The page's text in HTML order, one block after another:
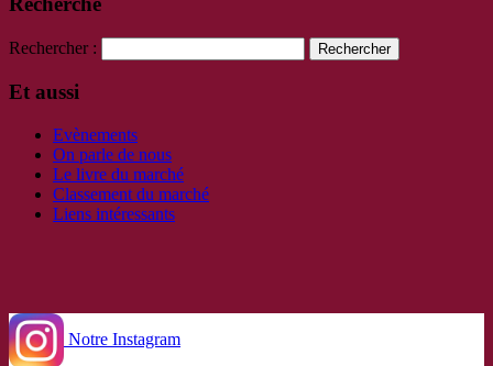
Rechercher :
Et aussi
Evènements
On parle de nous
Le livre du marché
Classement du marché
Liens intéressants
Notre Instagram